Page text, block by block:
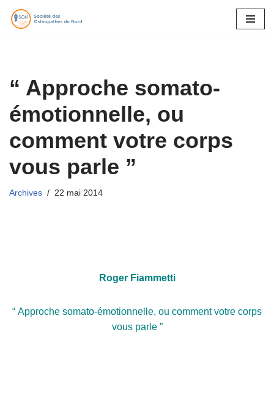
“ Approche somato-
émotionnelle, ou
comment votre corps
vous parle ”
Archives 22 mai 2014
Roger Fiammetti
“ Approche somato-émotionnelle, ou comment votre corps
vous parle ”